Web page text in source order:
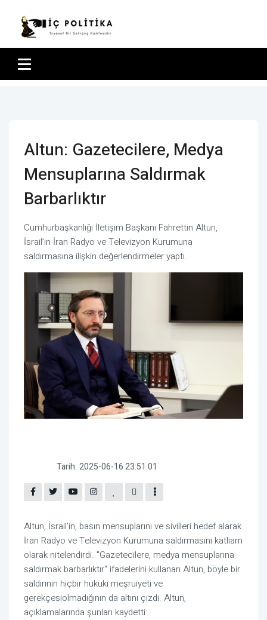
Altun: Gazetecilere, Medya
Mensuplarına Saldırmak
Barbarlıktır
Cumhurbaşkanlığı İletişim Başkanı Fahrettin Altun,
İsrail’in İran Radyo ve Televizyon Kurumuna
saldırmasına ilişkin değerlendirmeler yaptı.
Tarih: 2025-06-16 23:51:01
Altun, İsrail’in, basın mensuplarını ve sivilleri hedef alarak
İran Radyo ve Televizyon Kurumuna saldırmasını katliam
olarak nitelendirdi. "Gazetecilere, medya mensuplarına
saldırmak barbarlıktır" ifadelerini kullanan Altun, böyle bir
saldırının hiçbir hukuki meşruiyeti ve
gerekçesiolmadığının da altını çizdi. Altun,
açıklamalarında şunları kaydetti: